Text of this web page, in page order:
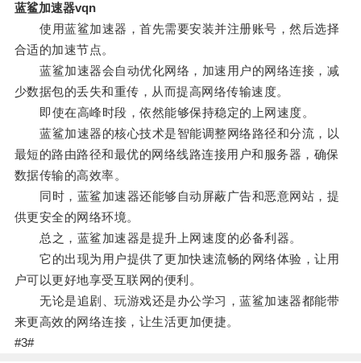
蓝鲨加速器vqn
使用蓝鲨加速器，首先需要安装并注册账号，然后选择
合适的加速节点。
蓝鲨加速器会自动优化网络，加速用户的网络连接，减
少数据包的丢失和重传，从而提高网络传输速度。
即使在高峰时段，依然能够保持稳定的上网速度。
蓝鲨加速器的核心技术是智能调整网络路径和分流，以
最短的路由路径和最优的网络线路连接用户和服务器，确保
数据传输的高效率。
同时，蓝鲨加速器还能够自动屏蔽广告和恶意网站，提
供更安全的网络环境。
总之，蓝鲨加速器是提升上网速度的必备利器。
它的出现为用户提供了更加快速流畅的网络体验，让用
户可以更好地享受互联网的便利。
无论是追剧、玩游戏还是办公学习，蓝鲨加速器都能带
来更高效的网络连接，让生活更加便捷。
#3#